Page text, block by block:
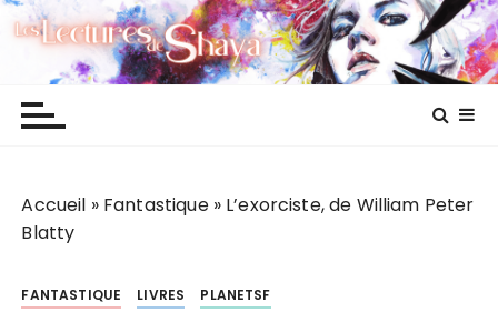
P
Les lectures de Shaya
Accueil » Fantastique» L’exorciste, de William Peter
Blatty
FANTASTIQUE LIVRES PLANETSF